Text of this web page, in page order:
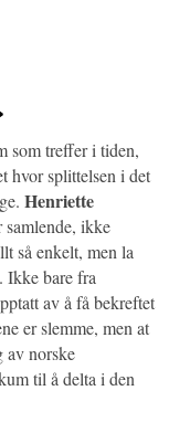
som treffer i tiden,
hvor splittelsen i det
Henriette
samlende, ikke
så enkelt, men la
Ikke bare fra
av å få bekreftet
er slemme, men at
av norske
til å delta i den